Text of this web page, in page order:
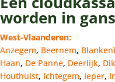
worden in
West-Vlaanderen:
Anzegem, Beernem,
Haan, De Panne, Deerlijk,
Houthulst, Ichtegem, Ieper,